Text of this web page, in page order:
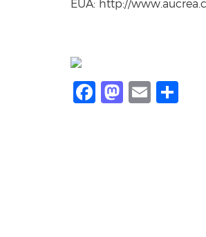
EUA: http://
Facebook
Email